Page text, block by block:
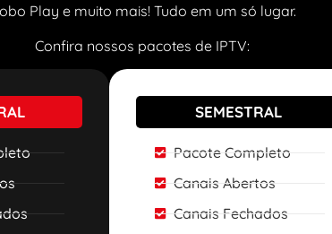
Play e muito mais! Tudo em um só lugar.
Confira nossos pacotes de IPTV:
SEMESTRAL
Pacote Completo
Canais Abertos
Canais Fechados